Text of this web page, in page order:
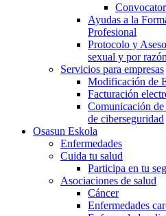
Ayudas a la
Profesional
Protocolo y
sexual y por
Servicios para empresas
Modificación de
Facturación
Comunicación
de ciberseguridad
Osasun Eskola
Enfermedades
Cuida tu salud
Participa en tu
Asociaciones de salud
Cáncer
Enfermedades